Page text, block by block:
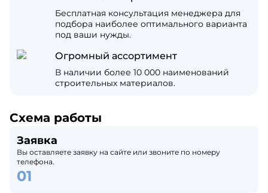
Бесплатная консультация менеджера для
подбора наиболее оптимального варианта
под ваши нужды.
Огромный ассортимент
В наличии более 10 000 наименований
строительных материалов.
Схема работы
Заявка
Вы оставляете заявку на сайте или звоните по номеру
телефона.